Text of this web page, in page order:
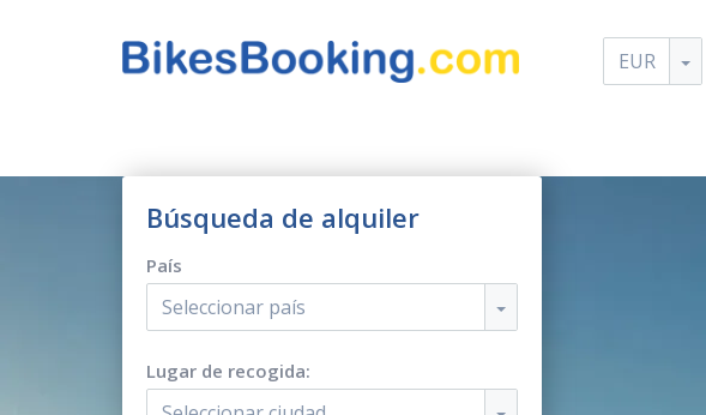
EUR
Búsqueda de alquiler
País
Seleccionar país
Lugar de recogida: